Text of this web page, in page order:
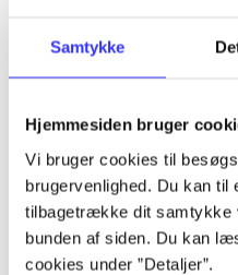
Samtykke
Hjemmesiden bruger
Vi bruger cookies til
brugervenlighed. Du kan
tilbagetrække dit samtykke
bunden af siden. Du kan
cookies under ”Detaljer”.
Artiklen er en del af
lorem ipsum
Tidsskrift
Artiklerne i handler ofte